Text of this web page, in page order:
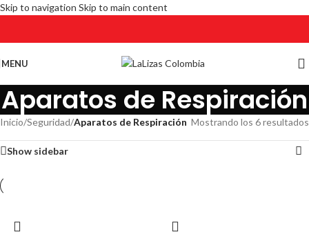
Skip to navigation Skip to main content
MENU
Aparatos de Respiración
Inicio/Seguridad/Aparatos de Respiración Mostrando los 6 resultados
Show sidebar